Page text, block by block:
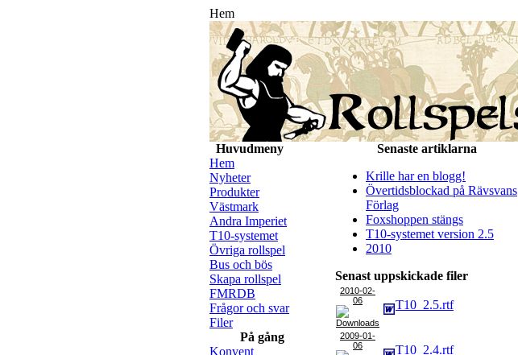
Hem
Huvudmeny
Hem
Nyheter
Produkter
Västmark
Andra Imperiet
T10-systemet
Övriga rollspel
Bus och bös
Skapa rollspel
FMRDB
Frågor och svar
Filer
På gång
Konvent
Senaste artiklarna
Krille har en blogg!
Övertidsblockad på Rävsvans
Förlag
Foxshoppen stängs
T10-systemet version 2.5
2010
Senast uppskickade filer
2010-02-
06
T10_2.5.rtf
2009-01-
06
T10_2.4.rtf